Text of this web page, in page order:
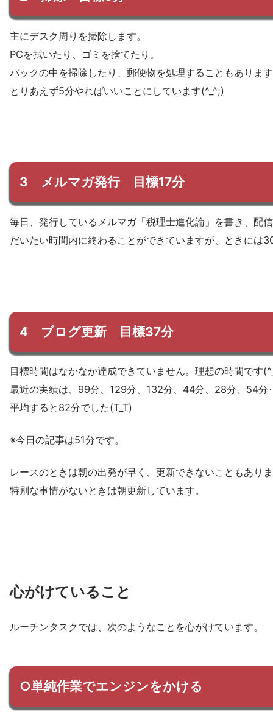
主にデスク周りを掃除します。
PCを拭いたり、ゴミを捨てたり。
バックの中を掃除したり、郵便物を処理することもありま
とりあえず5分やればいいことにしています(^_^;)
3 メルマガ発行 目標17分
毎日、発行しているメルマガ「税理士進化論」を書き、配
だいたい時間内に終わることができていますが、ときには
4 ブログ更新 目標37分
目標時間はなかなか達成できていません。理想の時間です
最近の実績は、99分、129分、132分、44分、28分、54分
平均すると82分でした(T_T)
※今日の記事は51分です。
レースのときは朝の出発が早く、更新できないこともあり
特別な事情がないときは朝更新しています。
心がけていること
ルーチンタスクでは、次のようなことを心がけています。
○単純作業でエンジンをかける